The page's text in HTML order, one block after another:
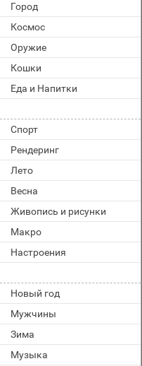
Город
Космос
Оружие
Кошки
Еда и Напитки
Спорт
Рендеринг
Лето
Весна
Живопись и рисунки
Макро
Настроения
Новый год
Мужчины
Зима
Музыка